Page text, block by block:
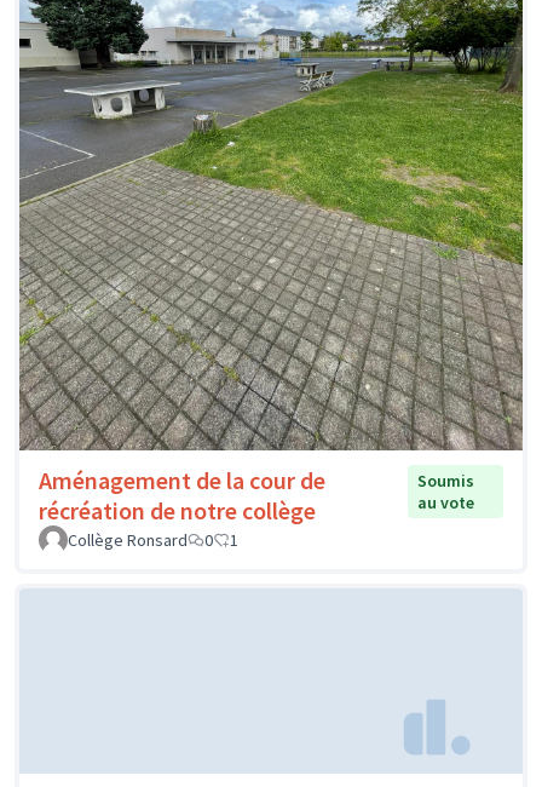
Aménagement de la cour de
récréation de notre collège
Soumis
au vote
Collège Ronsard
0 1